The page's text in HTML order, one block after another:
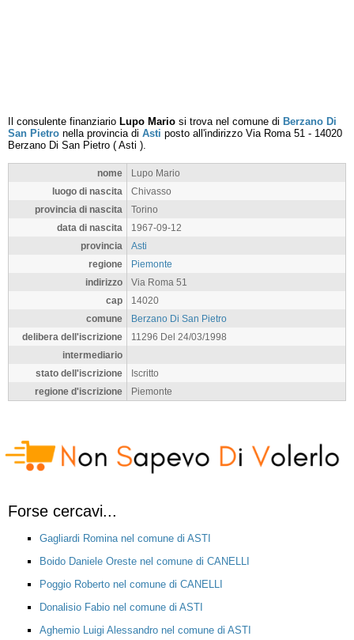
Il consulente finanziario Lupo Mario si trova nel comune di Berzano Di
San Pietro nella provincia di Asti posto all'indirizzo Via Roma 51 - 14020
Berzano Di San Pietro ( Asti ).
nome
Lupo Mario
luogo di nascita
Chivasso
provincia di nascita
Torino
data di nascita
1967-09-12
provincia
Asti
regione
Piemonte
indirizzo
Via Roma 51
cap
14020
comune
Berzano Di San Pietro
delibera dell'iscrizione
11296 Del 24/03/1998
intermediario
stato dell'iscrizione
Iscritto
regione d'iscrizione
Piemonte
Forse cercavi...
Gagliardi Romina nel comune di ASTI
Boido Daniele Oreste nel comune di CANELLI
Poggio Roberto nel comune di CANELLI
Donalisio Fabio nel comune di ASTI
Aghemio Luigi Alessandro nel comune di ASTI